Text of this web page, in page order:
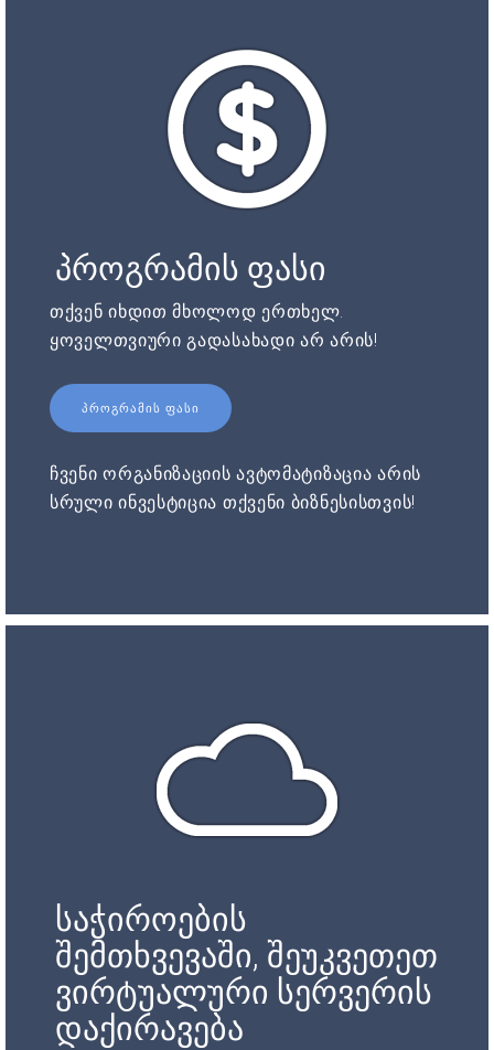
პროგრამის ფასი
თქვენ იხდით მხოლოდ ერთხელ.
ყოველთვიური გადასახადი არ არის!
ᲞᲠᲝᲒᲠᲐᲛᲘᲡ ᲤᲐᲡᲘ
ჩვენი ორგანიზაციის ავტომატიზაცია არის
სრული ინვესტიცია თქვენი ბიზნესისთვის!
საჭიროების
შემთხვევაში, შეუკვეთეთ
ვირტუალური სერვერის
დაქირავება